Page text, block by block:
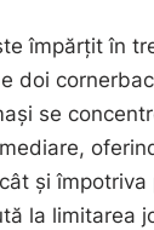
împărțit în
doi
se
și împotriva
la limitarea